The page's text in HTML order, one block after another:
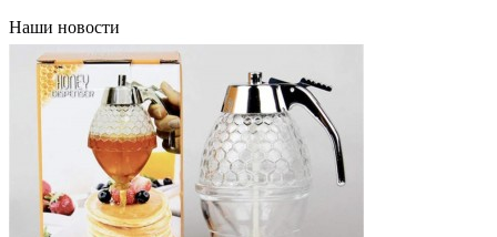
Наши новости